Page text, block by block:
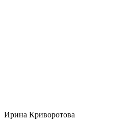
Ирина Криворотова